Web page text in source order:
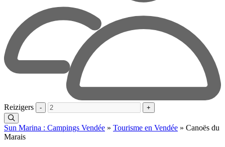
Reizigers - +
Sun Marina : Campings Vendée » Tourisme en Vendée » Canoës du
Marais